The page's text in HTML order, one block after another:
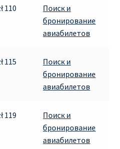
И ДОКУМЕНТЫ ДЛЯ
билетов Ryanair
110
Поиск и
бронирование
авиабилетов
115
Поиск и
бронирование
авиабилетов
119
Поиск и
бронирование
авиабилетов